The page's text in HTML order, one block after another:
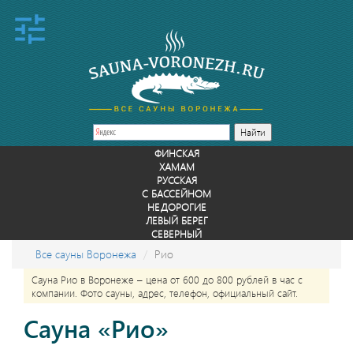
ФИНСКАЯ
ХАМАМ
РУССКАЯ
С БАССЕЙНОМ
НЕДОРОГИЕ
ЛЕВЫЙ БЕРЕГ
СЕВЕРНЫЙ
Все сауны Воронежа Рио
Сауна Рио в Воронеже – цена от 600 до 800 рублей в час с
компании. Фото сауны, адрес, телефон, официальный сайт.
Сауна «Рио»